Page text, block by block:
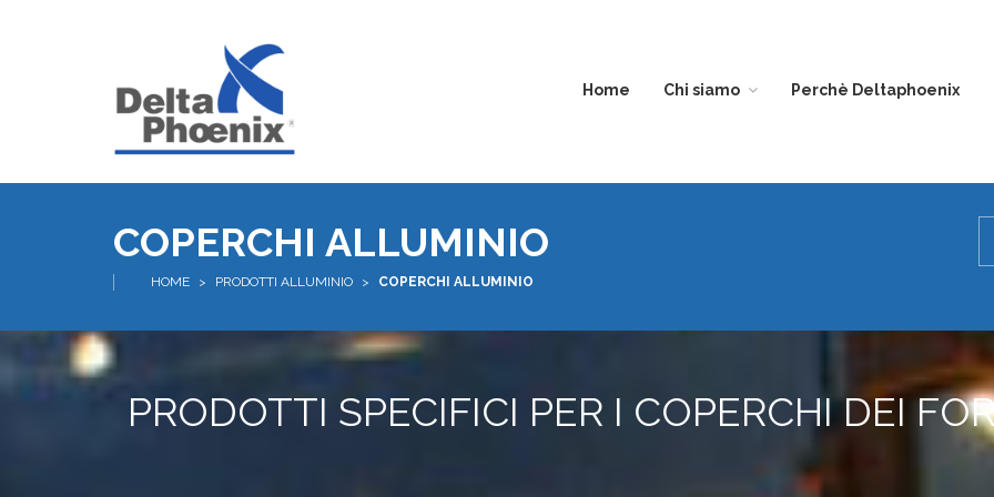
Home Chi siamo Perchè Deltaphoenix
COPERCHI ALLUMINIO
HOME > PRODOTTI ALLUMINIO > COPERCHI ALLUMINIO
PRODOTTI SPECIFICI PER I COPERCHI DEI